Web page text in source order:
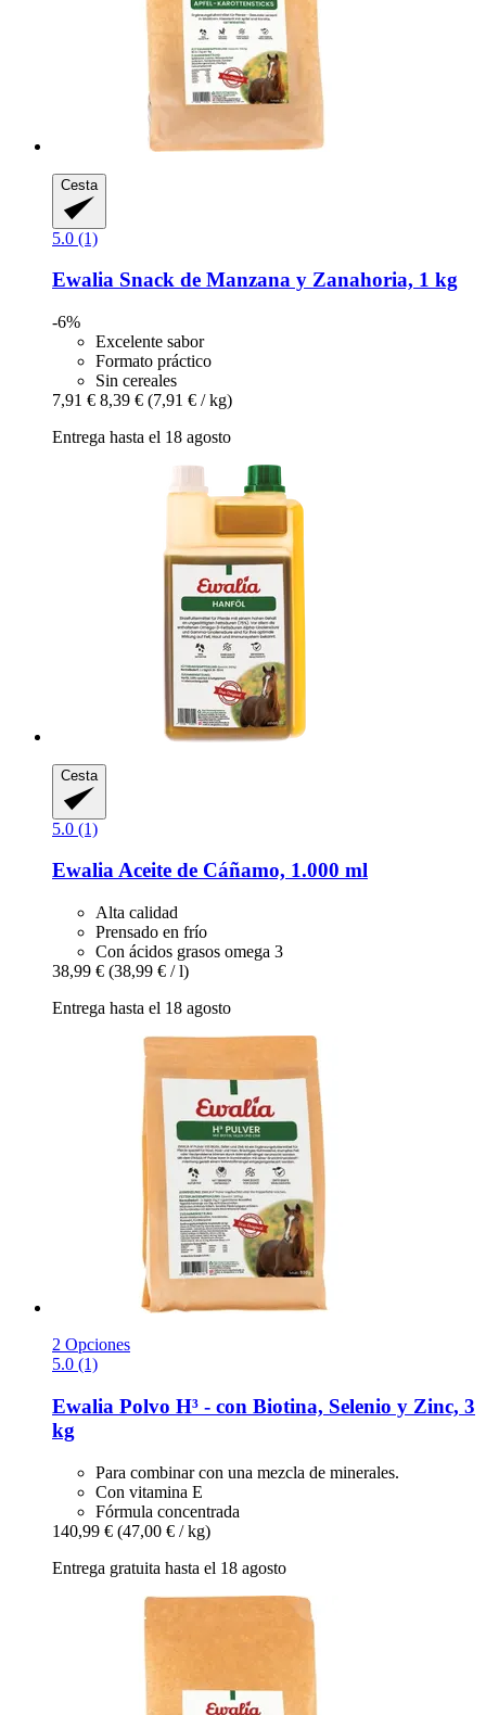
Cesta
5.0 (1)
Ewalia Snack de Manzana y Zanahoria, 1 kg
-6%
Excelente sabor
Formato práctico
Sin cereales
7,91 € 8,39 € (7,91 € / kg)
Entrega hasta el 18 agosto
Cesta
5.0 (1)
EwaliaAceite de Cáñamo, 1.000 ml
Alta calidad
Prensado en frío
Con ácidos grasos omega 3
38,99 € (38,99 € / l)
Entrega hasta el 18 agosto
2 Opciones
5.0 (1)
Ewalia Polvo H³ -​ con Biotina, Selenio y Zinc, 3
kg
Para combinar con una mezcla de minerales.
Con vitamina E
Fórmula concentrada
140,99 € (47,00 € / kg)
Entrega gratuita hasta el 18 agosto